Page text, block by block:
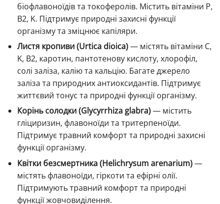
біофлавоноїдів та токоферолів. Містить вітаміни P,
B2, K. Підтримує природні захисні функції
організму та зміцнює капіляри.
Листя кропиви (Urtica dioica)— містять вітаміни C,
K, B2, каротин, пантотенову кислоту, хлорофіл,
солі заліза, калію та кальцію. Багате джерело
заліза та природних антиоксидантів. Підтримує
життєвий тонус та природні функції організму.
Корінь солодки (Glycyrrhiza glabra)— містить
гліциризин, флавоноїди та тритерпеноїди.
Підтримує травний комфорт та природні захисні
функції організму.
Квітки безсмертника (Helichrysum arenarium)—
містять флавоноїди, гіркоти та ефірні олії.
Підтримують травний комфорт та природні
функції жовчовиділення.